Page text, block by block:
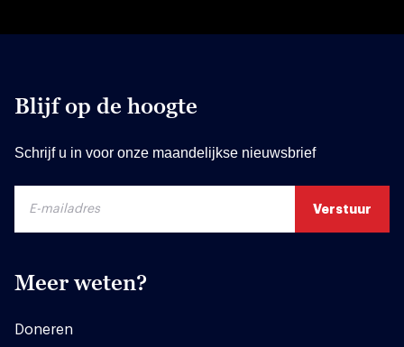
Blijf op de hoogte
Schrijf u in voor onze maandelijkse nieuwsbrief
Meer weten?
Doneren